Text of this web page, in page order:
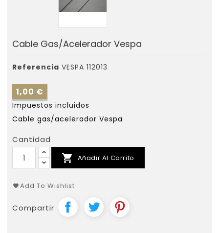
Cable Gas/acelerador Vespa
Referencia VESPA 112013
1,00 €
Impuestos incluidos
Cable gas/acelerador Vespa
Cantidad
 Añadir Al Carrito
Add To Wishlist
Compartir